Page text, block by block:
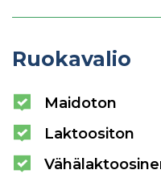
Ruokavalio
Maidoton
Laktoositon